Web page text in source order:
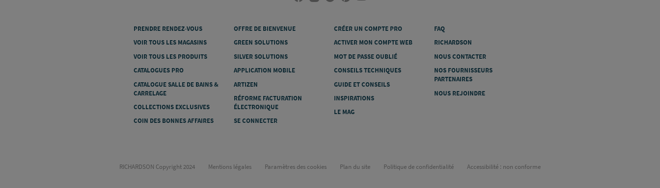
PRENDRE RENDEZ-VOUS
VOIR TOUS LES MAGASINS
VOIR TOUS LES PRODUITS
CATALOGUES PRO
CATALOGUE SALLE DE BAINS &
CARRELAGE
COLLECTIONS EXCLUSIVES
COIN DES BONNES AFFAIRES
OFFRE DE BIENVENUE
GREEN SOLUTIONS
SILVER SOLUTIONS
APPLICATION MOBILE
ARTIZEN
RÉFORME FACTURATION
ÉLECTRONIQUE
SE CONNECTER
CRÉER UN COMPTE PRO
ACTIVER MON COMPTE WEB
MOT DE PASSE OUBLIÉ
CONSEILS TECHNIQUES
GUIDE ET CONSEILS
INSPIRATIONS
LE MAG
FAQ
RICHARDSON
NOUS CONTACTER
NOS FOURNISSEURS
PARTENAIRES
NOUS REJOINDRE
RICHARDSON Copyright 2024 Mentions légales Paramètres des cookies Plan du site Politique de confidentialité Accessibilité : non conforme